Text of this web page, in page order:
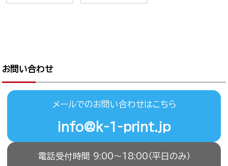
お問い合わせ
メールでのお問い合わせはこちら
info@k-1-print.jp
電話受付時間 9:00〜18:00（平日のみ）